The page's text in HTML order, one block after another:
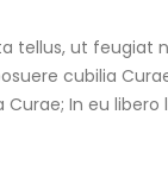
tellus, ut feugiat
cubilia
In eu libero